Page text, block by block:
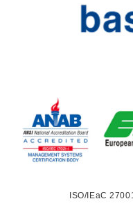
ISO/IEaC